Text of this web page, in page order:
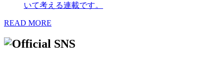
いて考える連載です。
READ MORE